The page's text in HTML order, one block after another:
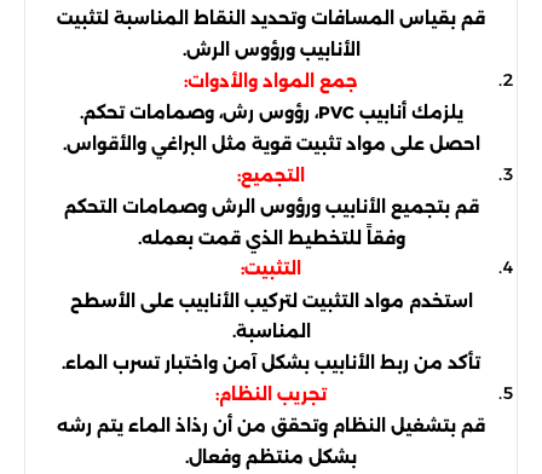
قم بقياس المسافات وتحديد النقاط المناسبة لتثبيت
الأنابيب ورؤوس الرش.
جمع المواد والأدوات:
يلزمك أنابيب PVC، رؤوس رش، وصمامات تحكم.
احصل على مواد تثبيت قوية مثل البراغي والأقواس.
التجميع:
قم بتجميع الأنابيب ورؤوس الرش وصمامات التحكم
وفقاً للتخطيط الذي قمت بعمله.
التثبيت:
استخدم مواد التثبيت لتركيب الأنابيب على الأسطح
المناسبة.
تأكد من ربط الأنابيب بشكل آمن واختبار تسرب الماء.
تجريب النظام:
قم بتشغيل النظام وتحقق من أن رذاذ الماء يتم رشه
بشكل منتظم وفعال.